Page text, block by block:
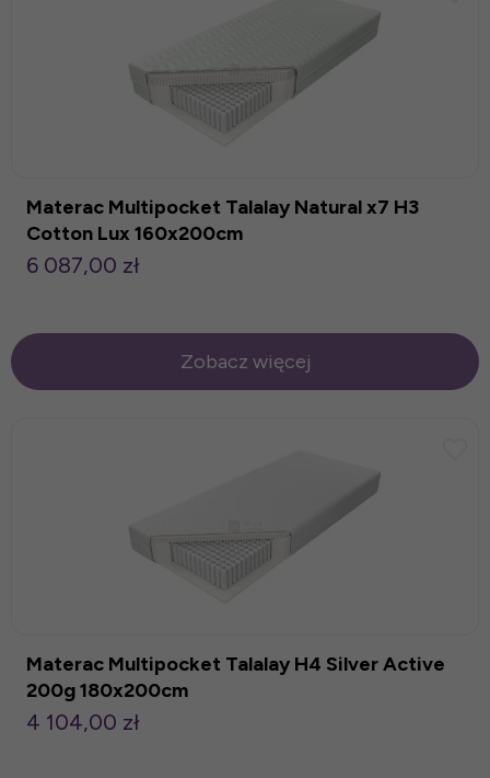
Materac Multipocket Talalay Natural x7 H3
Cotton Lux 160x200cm
6 087,00 zł
Zobacz więcej
Materac Multipocket Talalay H4 Silver Active
200g 180x200cm
4 104,00 zł